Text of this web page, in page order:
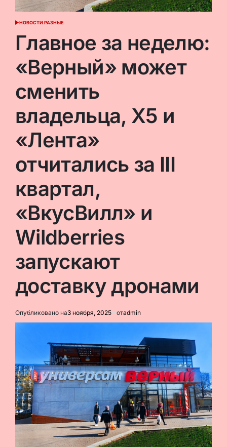
ОПУБЛИКОВАНО
НОВОСТИ РАЗНЫЕ
Главное за неделю:
«Верный» может
сменить
владельца, X5 и
«Лента»
отчитались за III
квартал,
«ВкусВилл» и
Wildberries
запускают
доставку дронами
Опубликовано на3 ноября, 2025 отadmin